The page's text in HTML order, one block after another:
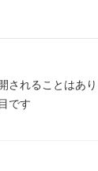
されることはあり
です